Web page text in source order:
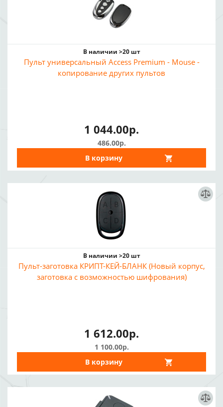
В наличии >20 шт
Пульт универсальный Access Premium - Mouse -
копирование других пультов
1 044.00р.
486.00р.
В корзину
В наличии >20 шт
Пульт-заготовка КРИПТ-КЕЙ-БЛАНК (Новый корпус,
заготовка с возможностью шифрования)
1 612.00р.
1 100.00р.
В корзину